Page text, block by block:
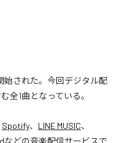
始された。今回デジタル配
全1曲となっている。
Spotify、 LINE MUSIC、
などの音楽配信サービスで